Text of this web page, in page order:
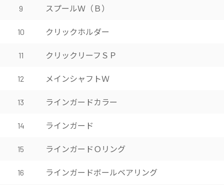
9 スプールＷ（Ｂ）
10 クリックホルダー
11 クリックリーフＳＰ
12 メインシャフトＷ
13 ラインガードカラー
14 ラインガード
15 ラインガードＯリング
16 ラインガードボールベアリング